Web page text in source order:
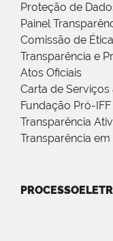
Proteção de
Painel
Comissão de
Transparência e
Atos Oficiais
Carta de Serviços
Fundação Pró-IFF
Transparência
Transparência